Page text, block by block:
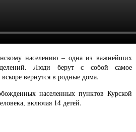
населению – одна из важнейших
Люди берут с собой самое
вернутся в родные дома.
населенных пунктов Курской
включая 14 детей.